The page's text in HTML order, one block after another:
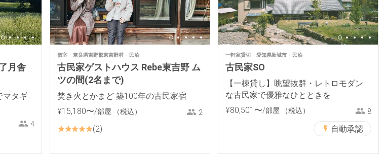
月舎
マタギ
4
個室 奈良県吉野郡東吉野村 民泊
古民家ゲストハウス Rebe東吉野 ム
ツの間(2名まで)
焚き火とかまど 築100年の古民家宿
¥15,180〜/部屋 （税込） 2
2
一軒家貸切 愛知県新城市 民泊
古民家SO
【一棟貸し】眺望抜群・レトロモダン
な古民家で優雅なひとときを
¥80,501 〜/部屋 （税込） 8
自動承認